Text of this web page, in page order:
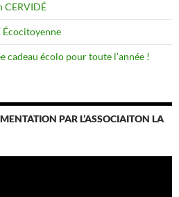
CERVIDÉ
Écocitoyenne
cadeau écolo pour toute l’année !
PAR L’ASSOCIAITON LA